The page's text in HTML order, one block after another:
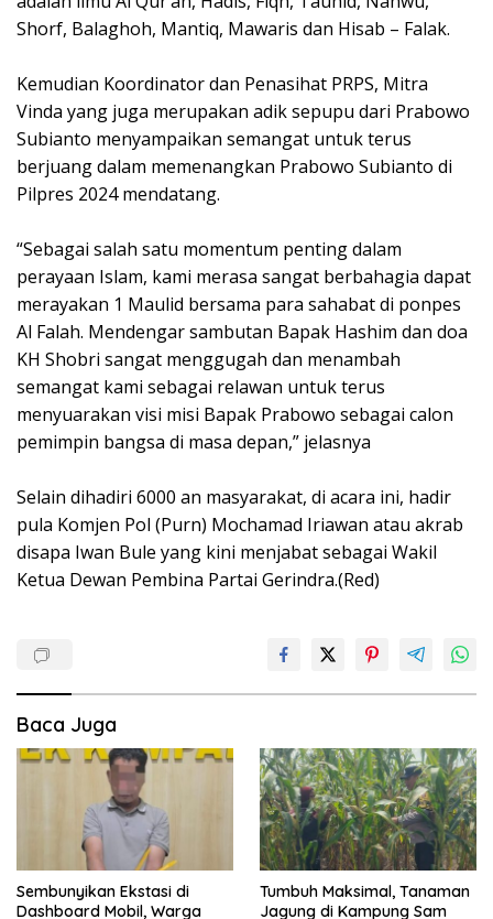
Shorf, Balaghoh, Mantiq, Mawaris dan Hisab – Falak.
Kemudian Koordinator dan Penasihat PRPS, Mitra
Vinda yang juga merupakan adik sepupu dari Prabowo
Subianto menyampaikan semangat untuk terus
berjuang dalam memenangkan Prabowo Subianto di
Pilpres 2024 mendatang.
“Sebagai salah satu momentum penting dalam
perayaan Islam, kami merasa sangat berbahagia dapat
merayakan 1 Maulid bersama para sahabat di ponpes
Al Falah. Mendengar sambutan Bapak Hashim dan doa
KH Shobri sangat menggugah dan menambah
semangat kami sebagai relawan untuk terus
menyuarakan visi misi Bapak Prabowo sebagai calon
pemimpin bangsa di masa depan,” jelasnya
Selain dihadiri 6000 an masyarakat, di acara ini, hadir
pula Komjen Pol (Purn) Mochamad Iriawan atau akrab
disapa Iwan Bule yang kini menjabat sebagai Wakil
Ketua Dewan Pembina Partai Gerindra.(Red)
Baca Juga
Sembunyikan Ekstasi di
Dashboard Mobil, Warga
Tumbuh Maksimal, Tanaman
Jagung di Kampung Sam